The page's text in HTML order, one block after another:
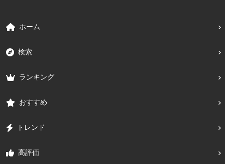
ホーム
検索
ランキング
おすすめ
トレンド
高評価